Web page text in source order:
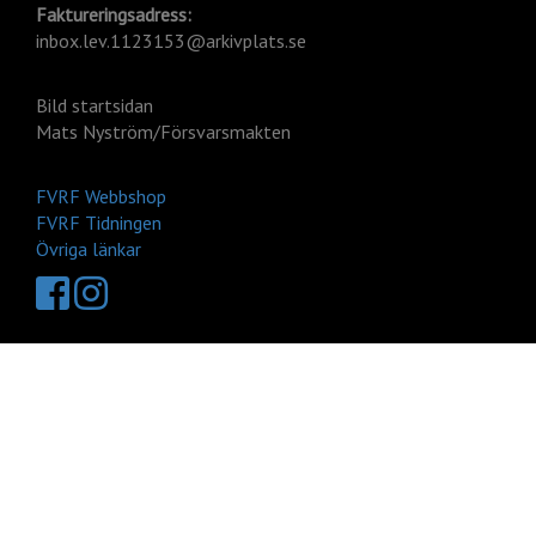
Faktureringsadress:
inbox.lev.1123153@arkivplats.se
Bild startsidan
Mats Nyström/Försvarsmakten
FVRF Webbshop
FVRF Tidningen
Övriga länkar